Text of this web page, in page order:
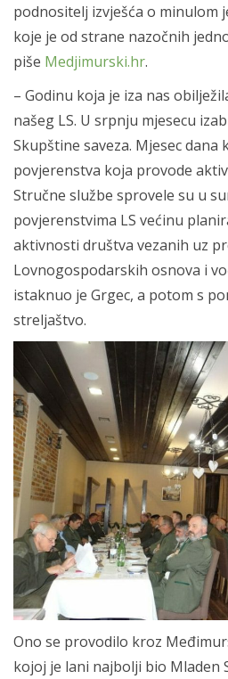
podnositelj izvješća o minulom
koje je od strane nazočnih
piše Medjimurski.hr.
– Godinu koja je iza nas
našeg LS. U srpnju mjesecu
Skupštine saveza. Mjesec
povjerenstva koja provode
Stručne službe sprovele su u
povjerenstvima LS većinu
aktivnosti društva vezanih uz
Lovnogospodarskih osnova i
istaknuo je Grgec, a potom s
streljaštvo.
Ono se provodilo kroz
kojoj je lani najbolji bio Mladen